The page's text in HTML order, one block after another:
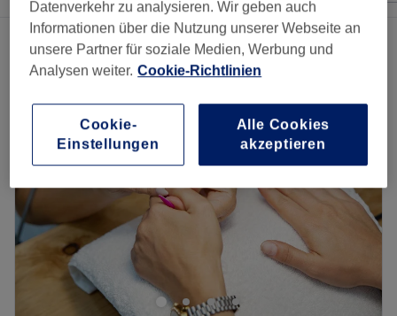
nagelstudios und nageldesigner in Frauenfeld, Kanton Thurgau
Datenverkehr zu analysieren. Wir geben auch
Informationen über die Nutzung unserer Webseite an
unsere Partner für soziale Medien, Werbung und
Analysen weiter. Cookie-Richtlinien
Alle Cookies
akzeptieren
Cookie-
Einstellungen